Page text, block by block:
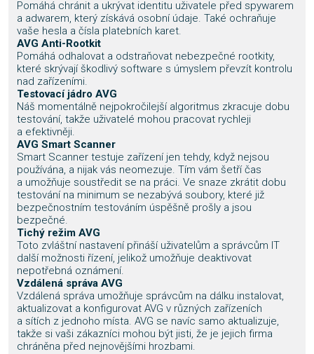
Pomáhá chránit a ukrývat identitu uživatele před spywarem
a adwarem, který získává osobní údaje. Také ochraňuje
vaše hesla a čísla platebních karet.
AVG Anti-Rootkit
Pomáhá odhalovat a odstraňovat nebezpečné rootkity,
které skrývají škodlivý software s úmyslem převzít kontrolu
nad zařízeními.
Testovací jádro AVG
Náš momentálně nejpokročilejší algoritmus zkracuje dobu
testování, takže uživatelé mohou pracovat rychleji
a efektivněji.
AVG Smart Scanner
Smart Scanner testuje zařízení jen tehdy, když nejsou
používána, a nijak vás neomezuje. Tím vám šetří čas
a umožňuje soustředit se na práci. Ve snaze zkrátit dobu
testování na minimum se nezabývá soubory, které již
bezpečnostním testováním úspěšně prošly a jsou
bezpečné.
Tichý režim AVG
Toto zvláštní nastavení přináší uživatelům a správcům IT
další možnosti řízení, jelikož umožňuje deaktivovat
nepotřebná oznámení.
Vzdálená správa AVG
Vzdálená správa umožňuje správcům na dálku instalovat,
aktualizovat a konfigurovat AVG v různých zařízeních
a sítích z jednoho místa. AVG se navíc samo aktualizuje,
takže si vaši zákazníci mohou být jisti, že je jejich firma
chráněna před nejnovějšími hrozbami.